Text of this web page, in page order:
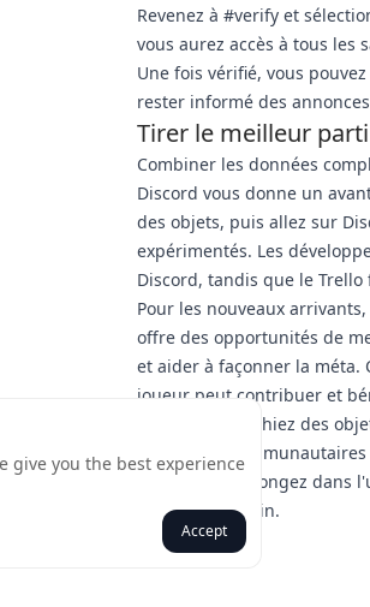
Revenez à #verify et
vous aurez accès à tous les
Une fois vérifié, vous
rester informé des
Tirer le meilleur
Combiner les données
Discord vous donne un
des objets, puis allez sur
expérimentés. Les
Discord, tandis que le
Pour les nouveaux
offre des opportunités de
et aider à façonner la méta.
joueur peut contribuer et
Que vous cherchiez des
ressources
le Discord et plongez dans
à portée de main.
Retour
give you the best experience
Accept